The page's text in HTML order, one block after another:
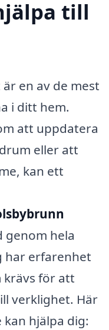
till
en av de mest
i ditt hem.
att uppdatera
eller att
kan ett
genom hela
har erfarenhet
krävs för att
verklighet. Här
hjälpa dig: